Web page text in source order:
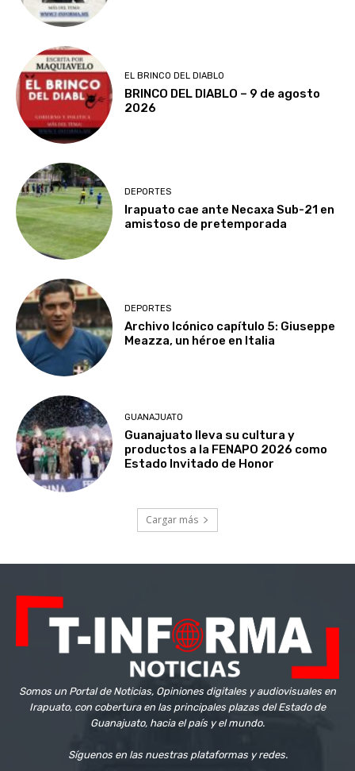
EL BRINCO DEL DIABLO
BRINCO DEL DIABLO – 9 de agosto
2026
DEPORTES
Irapuato cae ante Necaxa Sub-21 en
amistoso de pretemporada
DEPORTES
Archivo Icónico capítulo 5: Giuseppe
Meazza, un héroe en Italia
GUANAJUATO
Guanajuato lleva su cultura y
productos a la FENAPO 2026 como
Estado Invitado de Honor
Cargar más
Somos un Portal de Noticias, Opiniones digitales y audiovisuales en
Irapuato, con cobertura en las principales plazas del Estado de
Guanajuato, hacia el país y el mundo.
Síguenos en las nuestras plataformas y redes.